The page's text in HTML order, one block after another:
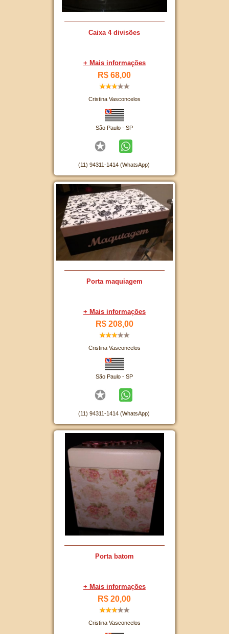
Caixa 4 divisões
+ Mais informações
R$ 68,00
Cristina Vasconcelos
São Paulo - SP
(11) 94311-1414 (WhatsApp)
Porta maquiagem
+ Mais informações
R$ 208,00
Cristina Vasconcelos
São Paulo - SP
(11) 94311-1414 (WhatsApp)
Porta batom
+ Mais informações
R$ 20,00
Cristina Vasconcelos